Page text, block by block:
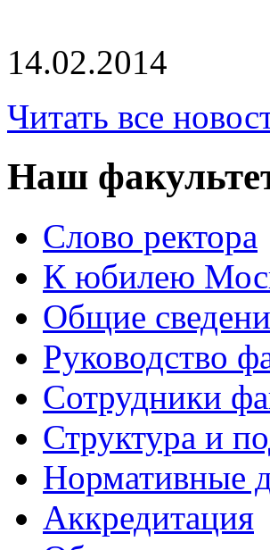
14.02.2014
Читать все
Наш
Слово ректора
К юбилею
Общие
Руководство
Сотрудники
Структура и
Нормативные
Аккредитация